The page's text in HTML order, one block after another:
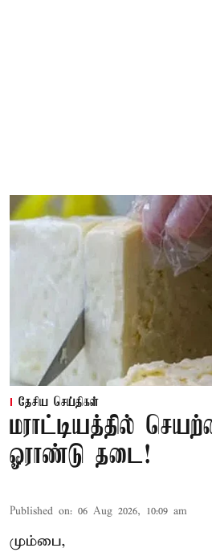
தேசிய செய்திகள்
மராட்டியத்தில்
ஓராண்டு தடை!
Published on: 06 Aug 2026, 10:09 am
மும்பை,